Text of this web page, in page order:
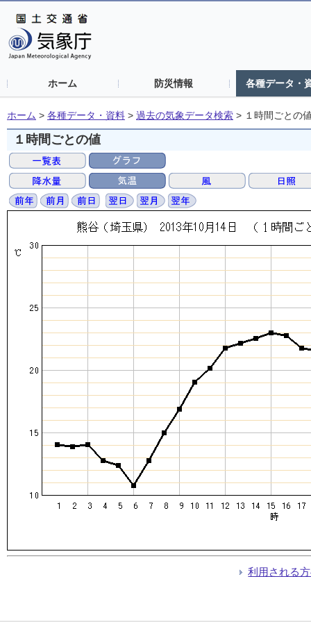
ホーム 防災情報 各種データ・
ホーム > 各種データ・資料 > 過去の気象データ検索 > １時間ごとの
１時間ごとの値
利用される